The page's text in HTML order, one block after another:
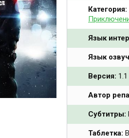
Категория:
Язык
Язык
Версия: 1.1
Автор
Субтитры:
Таблетка: